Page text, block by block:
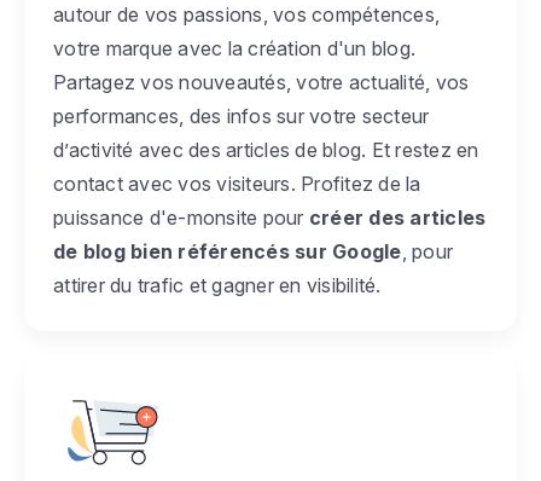
autour de vos passions, vos compétences,
votre marque avec la création d'un blog.
Partagez vos nouveautés, votre actualité, vos
performances, des infos sur votre secteur
d’activité avec des articles de blog. Et restez en
contact avec vos visiteurs. Profitez de la
puissance d'e-monsite pour créer des articles
de blog bien référencés sur Google , pour
attirer du trafic et gagner en visibilité.